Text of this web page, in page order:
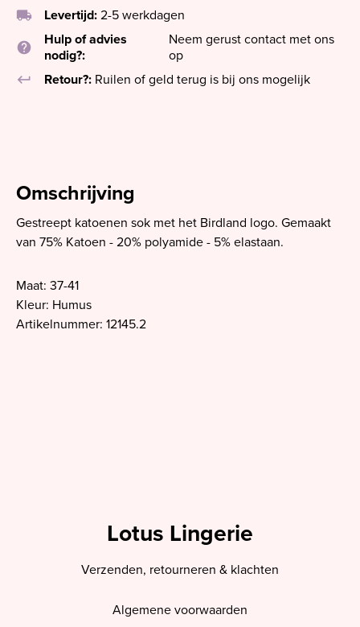
local_shipping Levertijd: 2-5 werkdagen
help
Hulp of advies
nodig?:
Neem gerust contact met ons
op
keyboard_return
Retour?: Ruilen of geld terug is bij ons mogelijk
Omschrijving
Gestreept katoenen sok met het Birdland logo. Gemaakt
van 75% Katoen - 20% polyamide - 5% elastaan.
Maat: 37-41
Kleur: Humus
Artikelnummer: 12145.2
Lotus Lingerie
Verzenden, retourneren & klachten
Algemene voorwaarden